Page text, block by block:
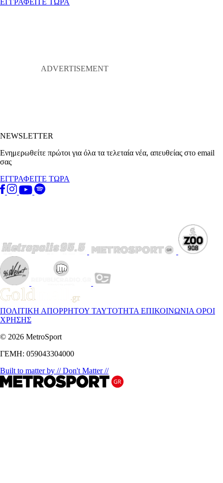
NEWSLETTER
Ενημερωθείτε πρώτοι για όλα τα τελεταία νέα, απευθείας στο email
σας
ΕΓΓΡΑΦΕΙΤΕ ΤΩΡΑ
ΠΟΛΙΤΙΚΗ ΑΠΟΡΡΗΤΟΥ ΤΑΥΤΟΤΗΤΑ ΕΠΙΚΟΙΝΩΝΙΑ ΟΡΟΙ
ΧΡΗΣΗΣ
© 2026 MetroSport
ΓΕΜΗ: 059043304000
Built to matter by // Don't Matter //